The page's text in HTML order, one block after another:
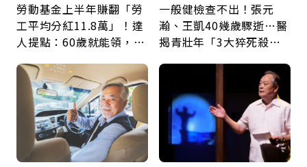
勞動基金上半年賺翻「勞
工平均分紅11.8萬」！達
人提點：60歲就能領，重
一般健檢查不出！張元
瀚、王凱40幾歲驟逝…醫
揭青壯年「3大猝死殺